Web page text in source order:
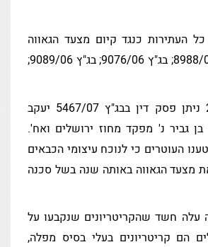
העתירות כנגד קיום מצעד הגאווה
בירושלים [בג"ץ 8988/06; בג"ץ 9076/06; בג"ץ 9089/06;
ב- 21/6/2007 ניתן פסק דין בבג"ץ 5467/07 יעקב
גביר נ' מפקד מחוז ירושלים ואח'.
העוטרים כי לנוכח עיצומי הכבאים
מצעד הגאווה באותה שנה בשל סכנה
עלה חשד שהקריטריונים שנקבעו על
הם קריטריונים בעלי בסיס מפלה,